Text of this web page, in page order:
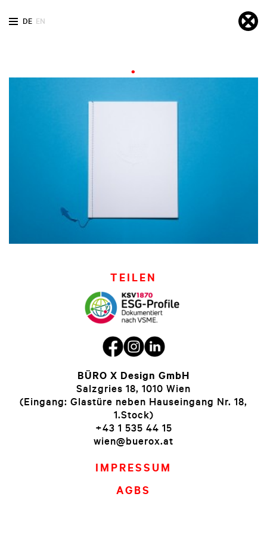
DE EN
TEILEN
BÜRO X Design GmbH
Salzgries 18, 1010 Wien
(Eingang: Glastüre neben Hauseingang Nr. 18,
1.Stock)
+43 1 535 44 15
wien@buerox.at
IMPRESSUM
AGBS